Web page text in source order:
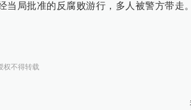
当局批准的反腐败游行，多人被警方带走。
权不得转载